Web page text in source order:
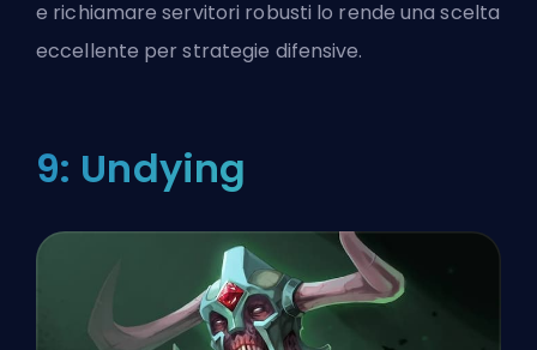
e richiamare servitori robusti lo rende una scelta
eccellente per strategie difensive.
9: Undying